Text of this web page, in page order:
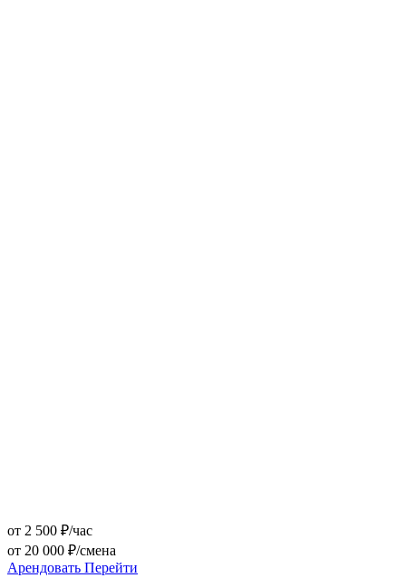
от 2 500 ₽/час
от 20 000 ₽/смена
Арендовать Перейти